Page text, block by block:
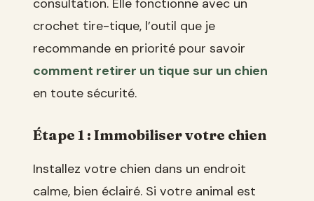
crochet tire-tique, l’outil que je
recommande en priorité pour savoir
comment retirer un tique sur un chien
en toute sécurité.
Étape 1 : Immobiliser votre chien
Installez votre chien dans un endroit
calme, bien éclairé. Si votre animal est